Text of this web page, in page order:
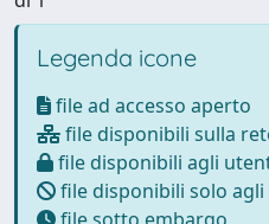
Legenda icone
file ad accesso aperto
file disponibili sulla
file disponibili agli
file disponibili solo